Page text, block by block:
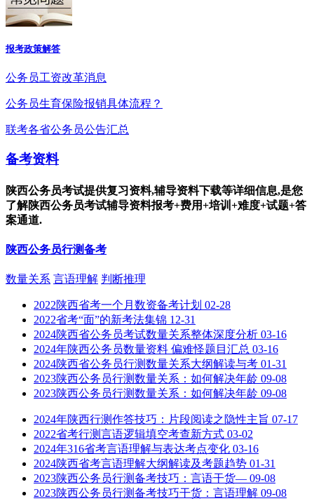
报考政策解答
公务员工资改革消息
公务员生育保险报销具体流程？
联考各省公务员公告汇总
备考资料
陕西公务员考试提供复习资料,辅导资料下载等详细信息,是您
了解陕西公务员考试辅导资料报考+费用+培训+难度+试题+答
案通道.
陕西公务员行测备考
数量关系 言语理解 判断推理
2022陕西省考一个月数资备考计划 02-28
2022省考“面”的新考法集锦 12-31
2024陕西省公务员考试数量关系整体深度分析 03-16
2024年陕西公务员数量资料 偏难怪题目汇总 03-16
2024陕西省公务员行测数量关系大纲解读与考 01-31
2023陕西公务员行测数量关系：如何解决年龄 09-08
2023陕西公务员行测数量关系：如何解决年龄 09-08
2024年陕西行测作答技巧：片段阅读之隐性主旨 07-17
2022省考行测言语逻辑填空考查新方式 03-02
2024年316省考言语理解与表达考点变化 03-16
2024陕西省考言语理解大纲解读及考题趋势 01-31
2023陕西公务员行测备考技巧：言语干货— 09-08
2023陕西公务员行测备考技巧干货：言语理解 09-08